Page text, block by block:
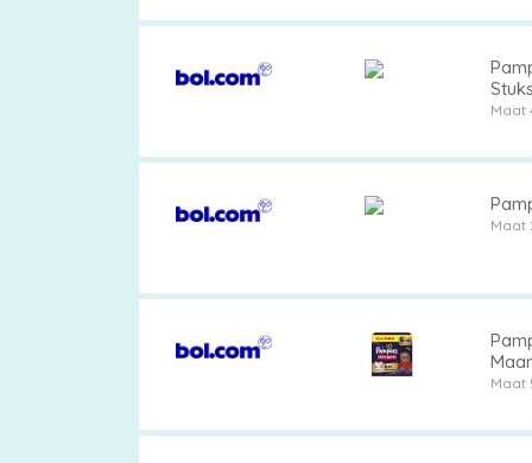
Stuks
Maat
Maat
Maat